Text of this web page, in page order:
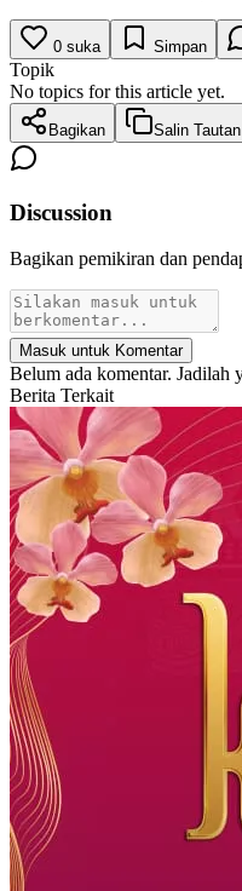
0 suka Simpan
Topik
No topics for this article yet.
Bagikan Salin Tautan
Discussion
Bagikan pemikiran dan
Masuk untuk Komentar
Belum ada komentar. Jadilah
Berita Terkait